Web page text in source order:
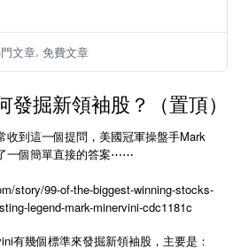
文章, 免費文章
發掘新領袖股？（置頂）
收到這一個提問，美國冠軍操盤手Mark
一個簡單直接的答案⋯⋯
story/99-of-the-biggest-winning-stocks-
legend-mark-minervini-cdc1181c
有幾個標準來發掘新領袖股，主要是：